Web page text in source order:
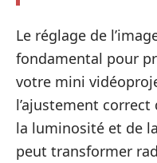
Le réglage de
fondamental pour
votre mini
l’ajustement
la luminosité et de
peut transformer